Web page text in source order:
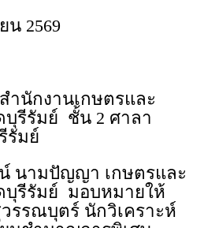
น 2569
นักงานเกษตรและ
รีรัมย์ ชั้น 2 ศาลา
รัมย์
นามปัญญา เกษตรและ
รีรัมย์ มอบหมายให้
รรณบุตร์ นักวิเคราะห์